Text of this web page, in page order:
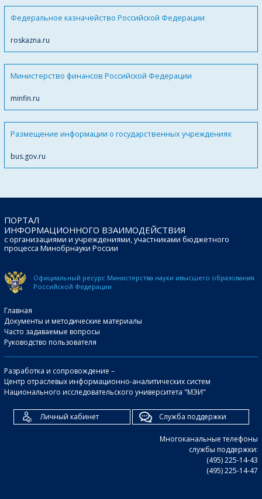
Федеральное казначейство Российской Федерации
roskazna.ru
Министерство финансов Российской Федерации
minfin.ru
Размещение информации о государственных учреждениях
bus.gov.ru
ПОРТАЛ
ИНФОРМАЦИОННОГО ВЗАИМОДЕЙСТВИЯ
с организациями и учреждениями, участниками бюджетного
процесса Минобрнауки России
Официальный ресурс Министерства науки ивысшего образования
Российской Федерации
Главная
Документы и методические материалы
Часто задаваемые вопросы
Руководство пользователя
Разработка и сопровождение –
Центр отраслевых информационно-аналитических систем
Национального исследовательского университета "МЭИ"
Личный кабинет Служба поддержки
Многоканальные телефоны
службы поддержки:
(495) 225-14-43
(495) 225-14-47